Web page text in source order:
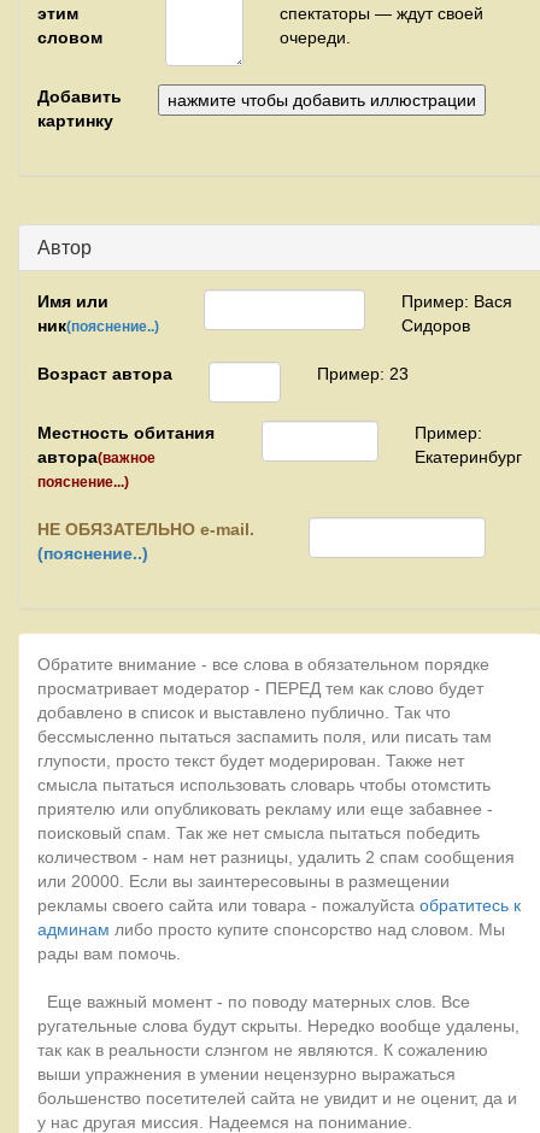
этим
словом
спектаторы — ждут своей
очереди.
Добавить
картинку
Автор
Имя или
ник(пояснение..)
Пример: Вася
Сидоров
Возраст автора Пример: 23
Местность обитания
автора(важное
пояснение...)
Пример:
Екатеринбург
НЕ ОБЯЗАТЕЛЬНО e-mail.
(пояснение..)
Обратите внимание - все слова в обязательном порядке
просматривает модератор - ПЕРЕД тем как слово будет
добавлено в список и выставлено публично. Так что
бессмысленно пытаться заспамить поля, или писать там
глупости, просто текст будет модерирован. Также нет
смысла пытаться использовать словарь чтобы отомстить
приятелю или опубликовать рекламу или еще забавнее -
поисковый спам. Так же нет смысла пытаться победить
количеством - нам нет разницы, удалить 2 спам сообщения
или 20000. Если вы заинтересовыны в размещении
рекламы своего сайта или товара - пожалуйста обратитесь к
админам либо просто купите спонсорство над словом. Мы
рады вам помочь.
Еще важный момент - по поводу матерных слов. Все
ругательные слова будут скрыты. Нередко вообще удалены,
так как в реальности слэнгом не являются. К сожалению
выши упражнения в умении нецензурно выражаться
большенство посетителей сайта не увидит и не оценит, да и
у нас другая миссия. Надеемся на понимание.